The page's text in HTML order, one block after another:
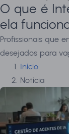
O que é
ela
Profissionais que
desejados para
Início
Notícia